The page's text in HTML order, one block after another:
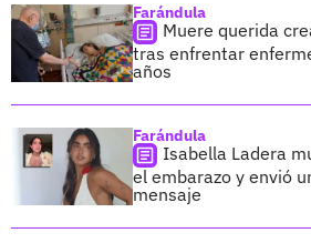
Farándula
Muere querida
tras enfrentar
años
Farándula
Isabella Ladera
el embarazo y envió
mensaje